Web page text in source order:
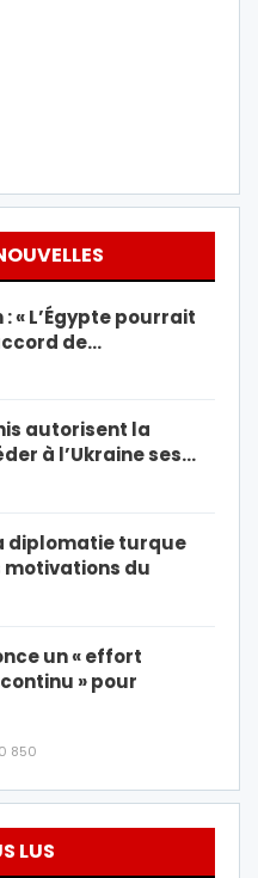
« L’Égypte pourrait
de…
autorisent la
à l’Ukraine ses…
diplomatie turque
motivations du
un « effort
» pour
850
LUS